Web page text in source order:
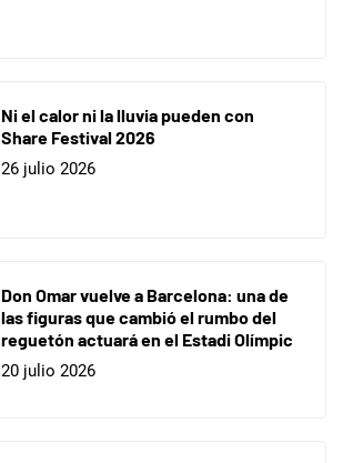
Ni el calor ni la lluvia pueden con
Share Festival 2026
26 julio 2026
Don Omar vuelve a Barcelona: una de
las figuras que cambió el rumbo del
reguetón actuará en el Estadi Olímpic
20 julio 2026